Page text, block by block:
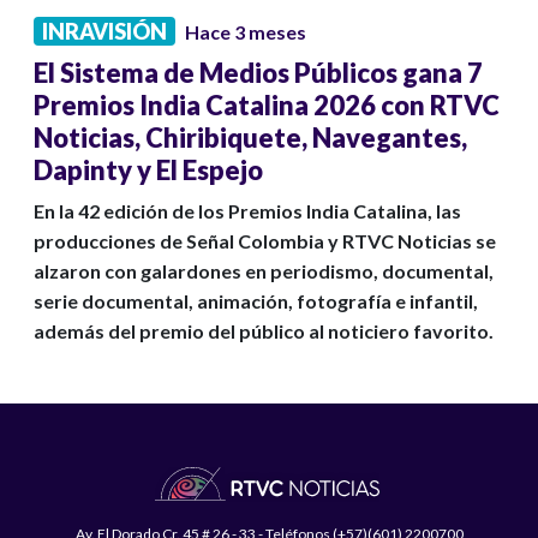
INRAVISIÓN Hace 3 meses
El Sistema de Medios Públicos gana 7
Premios India Catalina 2026 con RTVC
Noticias, Chiribiquete, Navegantes,
Dapinty y El Espejo
En la 42 edición de los Premios India Catalina, las
producciones de Señal Colombia y RTVC Noticias se
alzaron con galardones en periodismo, documental,
serie documental, animación, fotografía e infantil,
además del premio del público al noticiero favorito.
Av. El Dorado Cr. 45 # 26 - 33 - Teléfonos (+57)(601) 2200700